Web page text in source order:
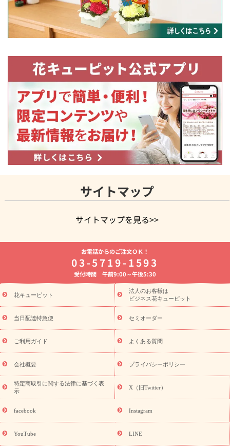
サイトマップ
サイトマップを見る>>
よく贈られる花
お祝いの花特集
誕生日フラワーギフト特集
8月の誕生花(トルコキキョウ)
開店・開業祝い
お供え・お悔やみ お供え・お悔やみの花
通夜・葬儀に贈る花 胡蝶蘭・花鉢
ーブドフラワー
季節のイベント
ひまわり ギフト・プレゼント
特集
お盆 花（新盆・初盆） 季節のイベント
お盆 花（新
盆・初盆）
お盆 花（新盆・初盆）
お盆・お供え 花とセットギ
フト
お盆・お供え プリザーブドフラワー
ひまわり ギフト・プ
レゼント特集
夏の花贈り・お中元・暑中見舞い 花のギフト特集
敬老の日におくる花ギフト・プレゼント特集
花ギフト・プレゼント特集
敬老の日 花のおすすめランキング
敬
老の日 花鉢植えのギフト・プレゼント特集
敬老の日 花とセットギ
フト・プレゼント特集
敬老の日の花 全てのギフト一覧
キャン
ペーン
映画『ウォーターガーディアンズ』コラボキャンペーン
「きょう誕生日なんです」キャンペーン
誕生日の花を探す
誕生日フラワーギフト 誕生日フラワーギフト特集
9月の誕生花(リンドウ)
お電話からのご注文ＯＫ！
03-5719-1593
受付時間 午前9:00～午後5:30
花キューピット
法人のお客様は
ビジネス花キューピット
当日配達特急便 セミオーダー
ご利用ガイド よくある質問
会社概要 プライバシーポリシー
特定商取引に関する法律に基づく表
示
X（旧Twitter）
facebook Instagram
YouTube LINE